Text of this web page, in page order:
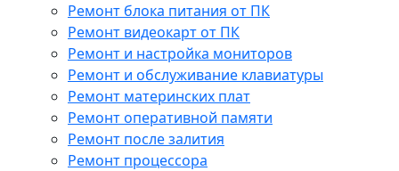
Ремонт блока питания от ПК
Ремонт видеокарт от ПК
Ремонт и настройка мониторов
Ремонт и обслуживание клавиатуры
Ремонт материнских плат
Ремонт оперативной памяти
Ремонт после залития
Ремонт процессора